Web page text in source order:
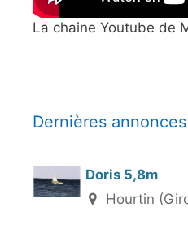
La chaine Youtube de
Dernières
Doris 5,8m
Hourtin